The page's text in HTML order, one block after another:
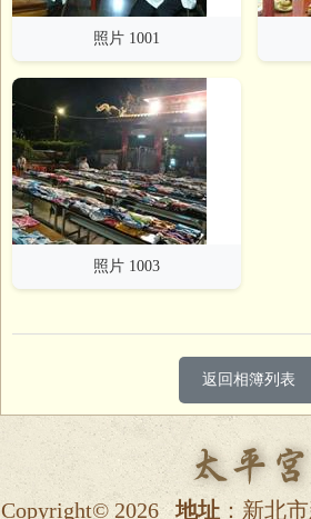
照片 1001
照片 1003
返回相簿列表
Copyright© 2026地址：新北